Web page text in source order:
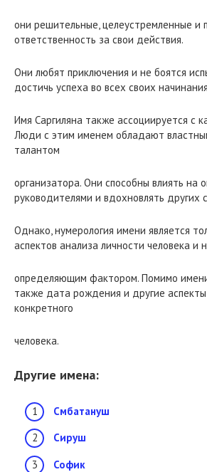
они решительные, целеустремленные и
ответственность за свои действия.
Они любят приключения и не боятся
достичь успеха во всех своих
Имя Саргиляна также ассоциируется с
Люди с этим именем обладают
талантом
организатора. Они способны влиять на
руководителями и вдохновлять других
Однако, нумерология имени является
аспектов анализа личности человека и
определяющим фактором. Помимо
также дата рождения и другие
конкретного
человека.
Другие имена:
Смбатануш
Сируш
Софик